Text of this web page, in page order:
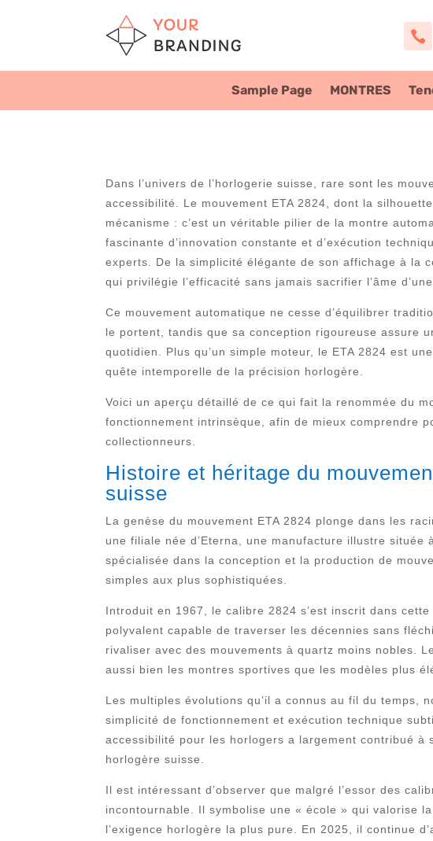

Sample Page MONTRES
Dans l’univers de l’horlogerie suisse, rare sont les
accessibilité. Le mouvement ETA 2824, dont la
mécanisme : c’est un véritable pilier de la montre
fascinante d’innovation constante et d’exécution
experts. De la simplicité élégante de son affichage à la
qui privilégie l’efficacité sans jamais sacrifier l’âme d’une
Ce mouvement automatique ne cesse d’équilibrer
le portent, tandis que sa conception rigoureuse assure
quotidien. Plus qu’un simple moteur, le ETA 2824 est
quête intemporelle de la précision horlogère.
Voici un aperçu détaillé de ce qui fait la renommée du
fonctionnement intrinsèque, afin de mieux comprendre
collectionneurs.
Histoire et héritage du
suisse
La genèse du mouvement ETA 2824 plonge dans les
une filiale née d’Eterna, une manufacture illustre située
spécialisée dans la conception et la production de
simples aux plus sophistiquées.
Introduit en 1967, le calibre 2824 s’est inscrit dans
polyvalent capable de traverser les décennies sans
rivaliser avec des mouvements à quartz moins nobles.
aussi bien les montres sportives que les modèles plus
Les multiples évolutions qu’il a connus au fil du temps,
simplicité de fonctionnement et exécution technique
accessibilité pour les horlogers a largement contribué
horlogère suisse.
Il est intéressant d’observer que malgré l’essor des
incontournable. Il symbolise une « école » qui valorise
l’exigence horlogère la plus pure. En 2025, il continue